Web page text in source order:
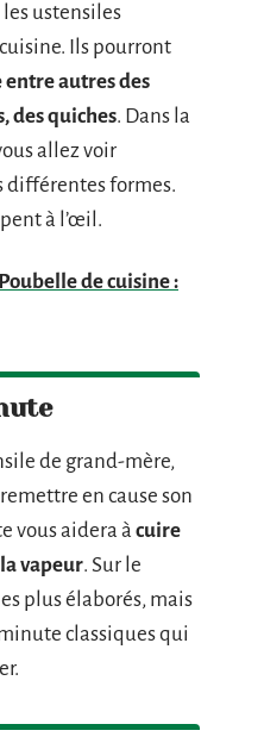
ustensiles
Ils pourront
autres des
des quiches. Dans la
allez voir
différentes formes.
à l’œil.
Poubelle de cuisine :
de grand-mère,
en cause son
vous aidera à cuire
vapeur. Sur le
plus élaborés, mais
classiques qui